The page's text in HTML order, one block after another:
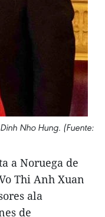
Nho Hung. (Fuente:
a Noruega de
Thi Anh Xuan
ala
de